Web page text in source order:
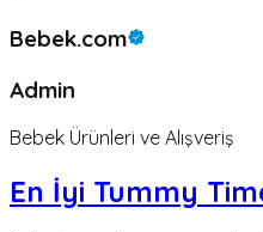
Bebek.com
Admin
Bebek Ürünleri ve Alışveriş
En İyi Tummy